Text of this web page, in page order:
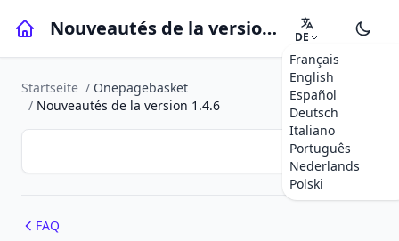
Nouveautés de la version 1.4.6 DE
Français
English
Español
Deutsch
Italiano
Português
Nederlands
Polski
Startseite / Onepagebasket
/ Nouveautés de la version 1.4.6
FAQ